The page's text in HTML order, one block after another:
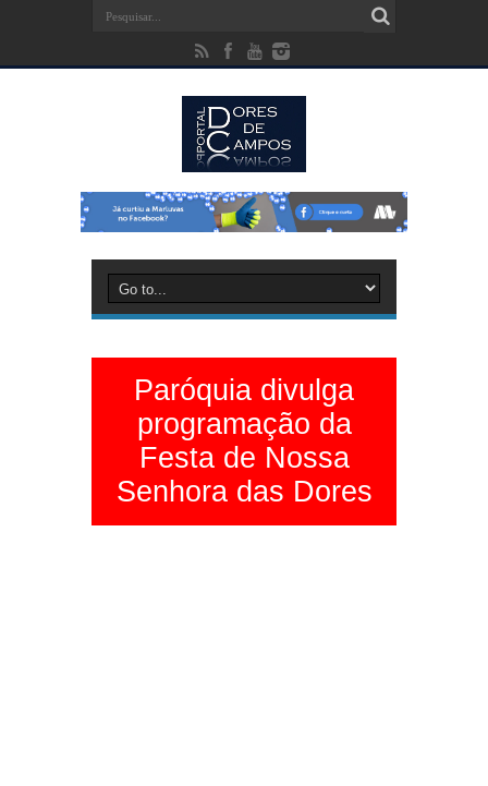
Paróquia divulga
programação da
Festa de Nossa
Senhora das Dores